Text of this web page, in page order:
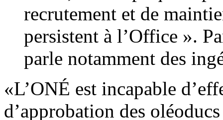
recrutement et de
persistent à l’Office ».
parle notamment des
«L’ONÉ est incapable
d’approbation des